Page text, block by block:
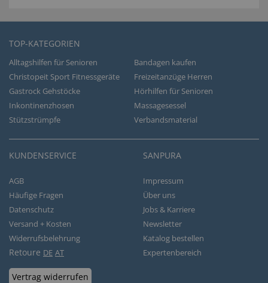
TOP-KATEGORIEN
Alltagshilfen für Senioren
Bandagen kaufen
Christopeit Sport Fitnessgeräte
Freizeitanzüge Herren
Gastrock Gehstöcke
Hörhilfen für Senioren
Inkontinenzhosen
Massagesessel
Stützstrümpfe
Verbandsmaterial
KUNDENSERVICE
AGB
Häufige Fragen
Datenschutz
Versand + Kosten
Widerrufsbelehrung
Retoure DE AT
Vertrag widerrufen
SANPURA
Impressum
Über uns
Jobs & Karriere
Newsletter
Katalog bestellen
Expertenbereich